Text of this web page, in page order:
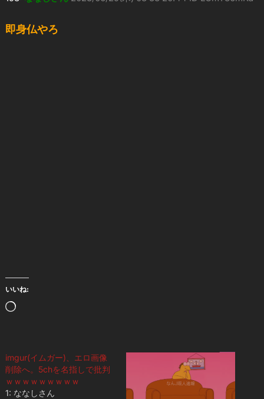
即身仏やろ
いいね:
読
み
中…
imgur(イムガー)、エロ画像
削除へ。5chを名指しで批判
ｗｗｗｗｗｗｗｗｗ
1: ななしさん